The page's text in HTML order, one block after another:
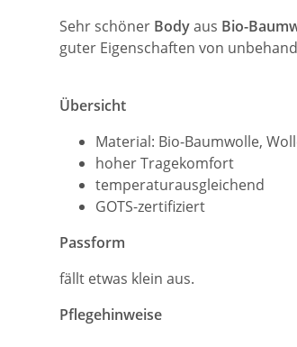
Sehr schöner Bodyaus Bio-
guter Eigenschaften von
Übersicht
Material: Bio-Baumwolle,
hoher Tragekomfort
temperaturausgleichend
GOTS-zertifiziert
Passform
fällt etwas klein aus.
Pflegehinweise